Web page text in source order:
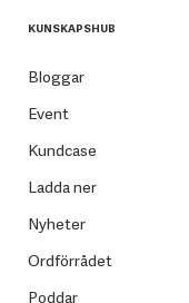
KUNSKAPSHUB
Bloggar
Event
Kundcase
Ladda ner
Nyheter
Ordförrådet
Poddar